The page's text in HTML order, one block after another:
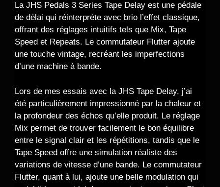
La JHS Pedals 3 Series Tape Delay est une pédale
de délai qui réinterprète avec brio l’effet classique,
offrant des réglages intuitifs tels que Mix, Tape
Speed et Repeats. Le commutateur Flutter ajoute
une touche vintage, recréant les imperfections
d’une machine à bande.
Lors de mes essais avec la JHS Tape Delay, j’ai
été particulièrement impressionné par la chaleur et
la profondeur des échos qu’elle produit. Le réglage
Mix permet de trouver facilement le bon équilibre
entre le signal clair et les répétitions, tandis que le
Tape Speed offre une simulation réaliste des
variations de vitesse d’une bande. Le commutateur
Flutter, quant à lui, ajoute une belle modulation qui